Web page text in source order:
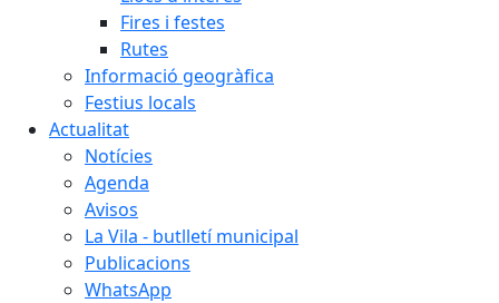
Fires i festes
Rutes
Informació geogràfica
Festius locals
Actualitat
Notícies
Agenda
Avisos
La Vila - butlletí municipal
Publicacions
WhatsApp